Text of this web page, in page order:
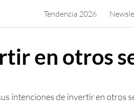
Tendencia 2026
en otros
intenciones de invertir en otros